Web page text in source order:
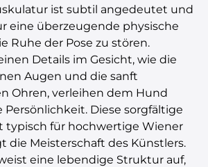
ist subtil angedeutet und
eine überzeugende physische
Ruhe der Pose zu stören.
Details im Gesicht, wie die
Augen und die sanft
Ohren, verleihen dem Hund
Diese sorgfältige
typisch für hochwertige Wiener
die Meisterschaft des Künstlers.
eine lebendige Struktur auf,